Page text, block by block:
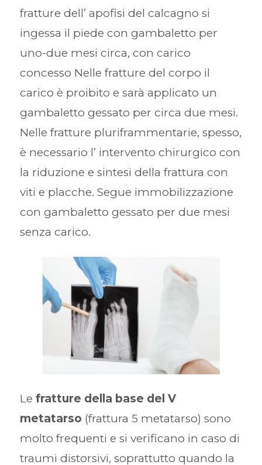
fratture dell’ apofisi del calcagno si
ingessa il piede con gambaletto per
uno-due mesi circa, con carico
concesso Nelle fratture del corpo il
carico è proibito e sarà applicato un
gambaletto gessato per circa due mesi.
Nelle fratture pluriframmentarie, spesso,
è necessario l’ intervento chirurgico con
la riduzione e sintesi della frattura con
viti e placche. Segue immobilizzazione
con gambaletto gessato per due mesi
senza carico.
Le fratture della base del V
metatarso (frattura 5 metatarso) sono
molto frequenti e si verificano in caso di
traumi distorsivi, soprattutto quando la